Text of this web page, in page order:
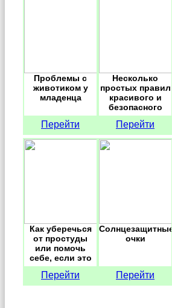
Проблемы с
животиком у
младенца
Перейти
Несколько
простых правил
красивого и
безопасного
загара
Перейти
Как уберечься
от простуды
или помочь
себе, если это
произошло,
простыми
средствами.
Перейти
Солнцезащитные
очки
Перейти